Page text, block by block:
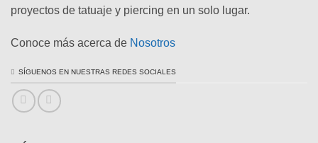
proyectos de tatuaje y piercing en un solo lugar.
Conoce más acerca de Nosotros
SÍGUENOS EN NUESTRAS REDES SOCIALES